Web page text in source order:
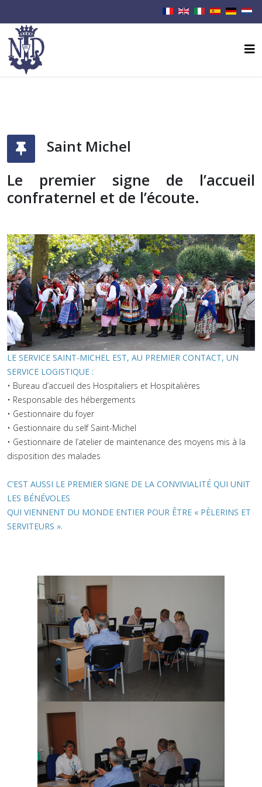
Saint Michel
Le premier signe de l’accueil
confraternel et de l’écoute.
LE SERVICE SAINT-MICHEL EST, AU PREMIER CONTACT, UN
SERVICE LOGISTIQUE :
• Bureau d’accueil des Hospitaliers et Hospitalières
• Responsable des hébergements
• Gestionnaire du foyer
• Gestionnaire du self Saint-Michel
• Gestionnaire de l’atelier de maintenance des moyens mis à la
disposition des malades
C’EST AUSSI LE PREMIER SIGNE DE LA CONVIVIALITÉ QUI UNIT
LES BÉNÉVOLES
QUI VIENNENT DU MONDE ENTIER POUR ÊTRE « PÈLERINS ET
SERVITEURS ».